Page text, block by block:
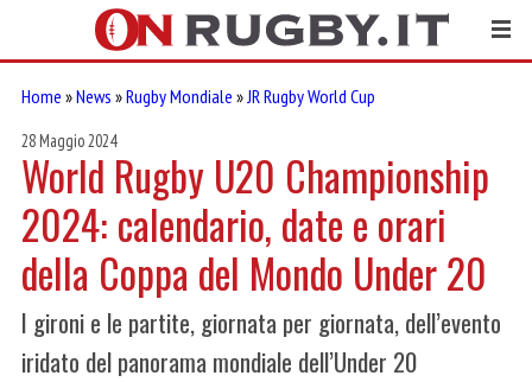
Home »News »Rugby Mondiale »JR Rugby World Cup
28 Maggio 2024
World Rugby U20 Championship
2024: calendario, date e orari
della Coppa del Mondo Under 20
I gironi e le partite, giornata per giornata, dell’evento
iridato del panorama mondiale dell’Under 20